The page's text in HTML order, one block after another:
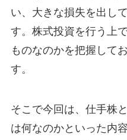
い、大きな損失を出し
す。株式投資を行う上
ものなのかを把握して
す。
そこで今回は、仕手株
は何なのかといった内